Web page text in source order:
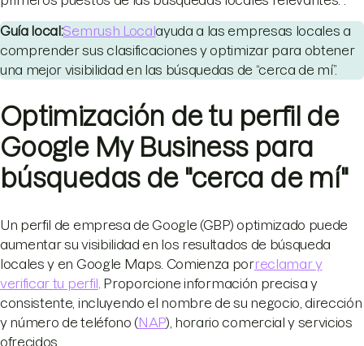
Guía local:Semrush Localayuda a las empresas locales a
comprender sus clasificaciones y optimizar para obtener
una mejor visibilidad en las búsquedas de “cerca de mí”.
Optimización de tu perfil de
Google My Business para
búsquedas de "cerca de mí"
Un perfil de empresa de Google (GBP) optimizado puede
aumentar su visibilidad en los resultados de búsqueda
locales y en Google Maps. Comienza porreclamar y
verificar tu perfil . Proporcione información precisa y
consistente, incluyendo el nombre de su negocio, dirección
y número de teléfono (NAP), horario comercial y servicios
ofrecidos.